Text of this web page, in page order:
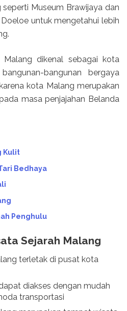
Museum Brawijaya dan
untuk mengetahui lebih
Malang dikenal sebagai kota
bangunan bergaya
kota Malang merupakan
masa penjajahan Belanda
Kulit
Bedhaya
Penghulu
Sejarah Malang
terletak di pusat kota
diakses dengan mudah
transportasi